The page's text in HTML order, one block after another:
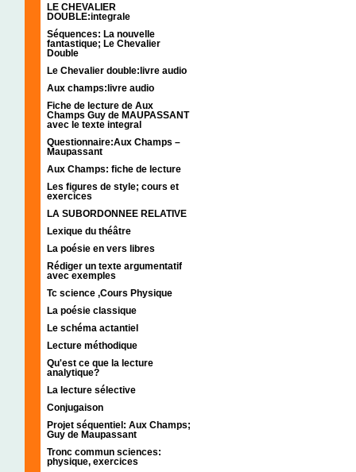
LE CHEVALIER
DOUBLE:integrale
Séquences: La nouvelle
fantastique; Le Chevalier
Double
Le Chevalier double:livre audio
Aux champs:livre audio
Fiche de lecture de Aux
Champs Guy de MAUPASSANT
avec le texte integral
Questionnaire:Aux Champs –
Maupassant
Aux Champs: fiche de lecture
Les figures de style; cours et
exercices
LA SUBORDONNEE RELATIVE
Lexique du théâtre
La poésie en vers libres
Rédiger un texte argumentatif
avec exemples
Tc science ,Cours Physique
La poésie classique
Le schéma actantiel
Lecture méthodique
Qu'est ce que la lecture
analytique?
La lecture sélective
Conjugaison
Projet séquentiel: Aux Champs;
Guy de Maupassant
Tronc commun sciences:
physique, exercices